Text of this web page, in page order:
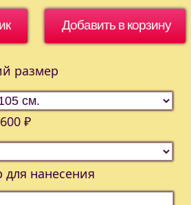
размер
₽
нанесения